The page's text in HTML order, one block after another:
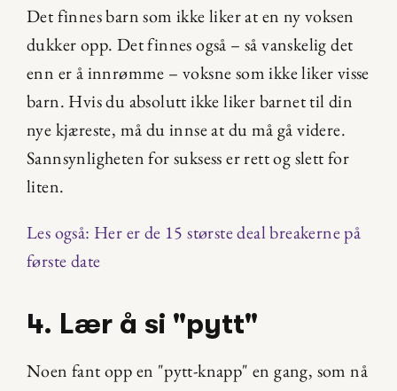
Det finnes barn som ikke liker at en ny voksen
dukker opp. Det finnes også – så vanskelig det
enn er å innrømme – voksne som ikke liker visse
barn. Hvis du absolutt ikke liker barnet til din
nye kjæreste, må du innse at du må gå videre.
Sannsynligheten for suksess er rett og slett for
liten.
Les også: Her er de 15 største deal breakerne på
første date
4. Lær å si "pytt"
Noen fant opp en "pytt-knapp" en gang, som nå